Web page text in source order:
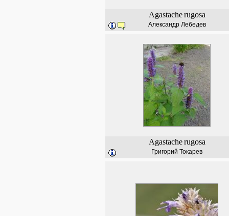
Agastache rugosa
Александр Лебедев
Agastache rugosa
Григорий Токарев